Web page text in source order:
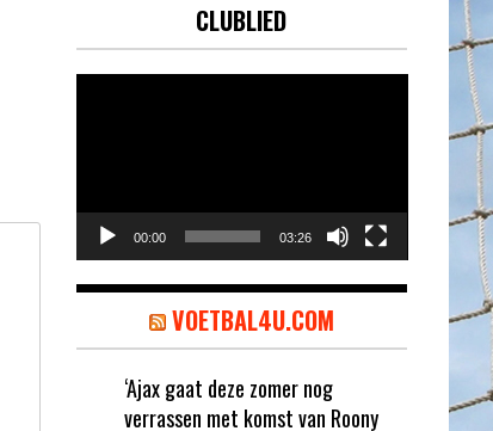
CLUBLIED
00:00 03:26
VOETBAL4U.COM
‘Ajax gaat deze zomer nog
verrassen met komst van Roony